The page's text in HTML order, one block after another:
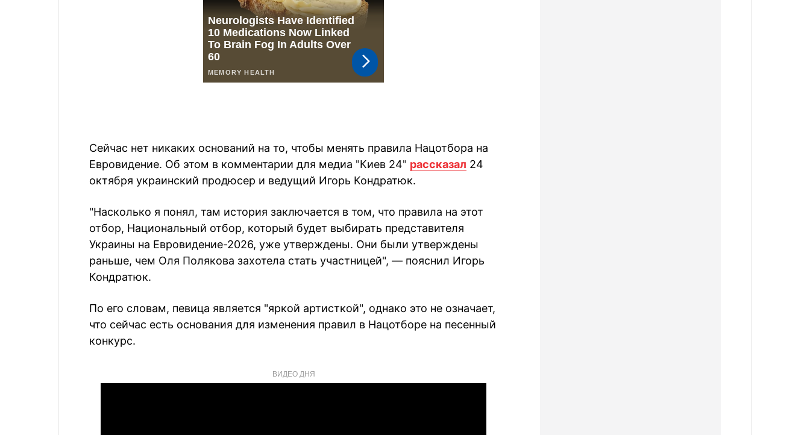
Сейчас нет никаких оснований на то, чтобы менять правила Нацотбора на
Евровидение. Об этом в комментарии для медиа "Киев 24" рассказал 24
октября украинский продюсер и ведущий Игорь Кондратюк.
"Насколько я понял, там история заключается в том, что правила на этот
отбор, Национальный отбор, который будет выбирать представителя
Украины на Евровидение-2026, уже утверждены. Они были утверждены
раньше, чем Оля Полякова захотела стать участницей", — пояснил Игорь
Кондратюк.
По его словам, певица является "яркой артисткой", однако это не означает,
что сейчас есть основания для изменения правил в Нацотборе на песенный
конкурс.
ВИДЕО ДНЯ